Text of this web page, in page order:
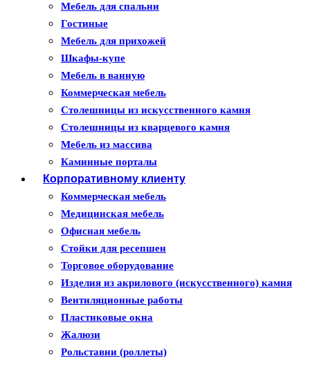
Мебель для спальни
Гостиные
Мебель для прихожей
Шкафы-купе
Мебель в ванную
Коммерческая мебель
Столешницы из искусственного камня
Столешницы из кварцевого камня
Мебель из массива
Каминные порталы
Камины Dimplex
Искусственный камень White Hills
Балконы ПВХ
Пластиковые окна
Жалюзи
Рулонные шторы
Корпоративному клиенту
Коммерческая мебель
Медицинская мебель
Офисная мебель
Стойки для ресепшен
Торговое оборудование
Изделия из акрилового (искусственного) камня
Вентиляционные работы
Пластиковые окна
Жалюзи
Рольставни (роллеты)